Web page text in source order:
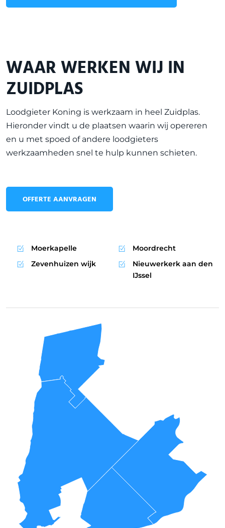
WAAR WERKEN WIJ IN
ZUIDPLAS
Loodgieter Koning is werkzaam in heel Zuidplas.
Hieronder vindt u de plaatsen waarin wij opereren
en u met spoed of andere loodgieters
werkzaamheden snel te hulp kunnen schieten.
Moerkapelle
Zevenhuizen wijk
Moordrecht
Nieuwerkerk aan den
IJssel
OFFERTE AANVRAGEN